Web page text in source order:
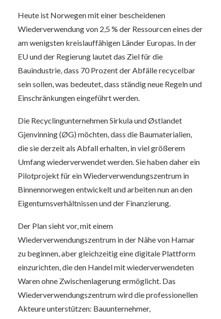
Heute ist Norwegen mit einer bescheidenen
Wiederverwendung von 2,5 % der Ressourcen eines der
am wenigsten kreislauffähigen Länder Europas. In der
EU und der Regierung lautet das Ziel für die
Bauindustrie, dass 70 Prozent der Abfälle recycelbar
sein sollen, was bedeutet, dass ständig neue Regeln und
Einschränkungen eingeführt werden.
Die Recyclingunternehmen Sirkula und Østlandet
Gjenvinning (ØG) möchten, dass die Baumaterialien,
die sie derzeit als Abfall erhalten, in viel größerem
Umfang wiederverwendet werden. Sie haben daher ein
Pilotprojekt für ein Wiederverwendungszentrum in
Binnennorwegen entwickelt und arbeiten nun an den
Eigentumsverhältnissen und der Finanzierung.
Der Plan sieht vor, mit einem
Wiederverwendungszentrum in der Nähe von Hamar
zu beginnen, aber gleichzeitig eine digitale Plattform
einzurichten, die den Handel mit wiederverwendeten
Waren ohne Zwischenlagerung ermöglicht. Das
Wiederverwendungszentrum wird die professionellen
Akteure unterstützen: Bauunternehmer,